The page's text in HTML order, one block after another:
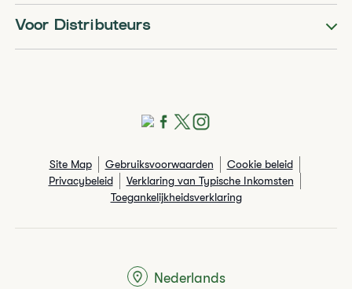
Voor Distributeurs
Site Map Gebruiksvoorwaarden
Cookie beleid
Privacybeleid
Verklaring van Typische Inkomsten
Toegankelijkheidsverklaring
Nederlands